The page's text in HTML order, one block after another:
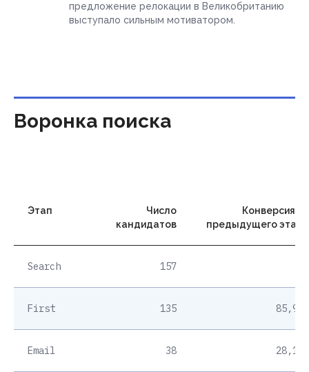
предложение релокации в Великобританию
выступало сильным мотиватором.
Воронка поиска
Этап
Число
кандидатов
Конверсия от
предыдущего этапа
Search 157
First 135 85,99%
Email 38 28,15%